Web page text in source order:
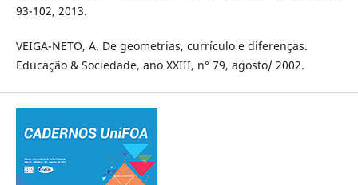
93-102, 2013.
VEIGA-NETO, A. De geometrias, currículo e diferenças.
Educação & Sociedade, ano XXIII, n° 79, agosto/ 2002.